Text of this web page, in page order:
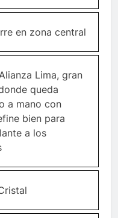
en zona central
Lima, gran
queda
a mano con
bien para
a los